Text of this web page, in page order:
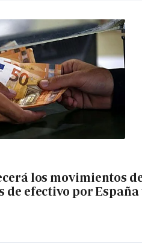
los movimientos
de efectivo por España